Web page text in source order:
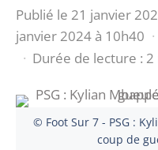
Publié le 21 janvier
janvier 2024 à 10h40 ·
· Durée de lecture :
© Foot Sur 7 - PSG :
coup de